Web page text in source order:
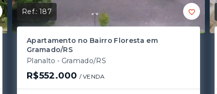
Ref.:187
Apartamento no Bairro Floresta em
Gramado/RS
Planalto - Gramado/RS
R$552.000 / VENDA